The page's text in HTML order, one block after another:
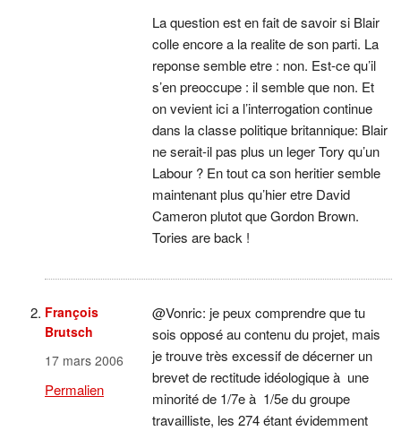
La question est en fait de savoir si Blair
colle encore a la realite de son parti. La
reponse semble etre : non. Est-ce qu’il
s’en preoccupe : il semble que non. Et
on vevient ici a l’interrogation continue
dans la classe politique britannique: Blair
ne serait-il pas plus un leger Tory qu’un
Labour ? En tout ca son heritier semble
maintenant plus qu’hier etre David
Cameron plutot que Gordon Brown.
Tories are back !
François
Brutsch
17 mars 2006
Permalien
@Vonric: je peux comprendre que tu
sois opposé au contenu du projet, mais
je trouve très excessif de décerner un
brevet de rectitude idéologique à une
minorité de 1/7e à 1/5e du groupe
travailliste, les 274 étant évidemment